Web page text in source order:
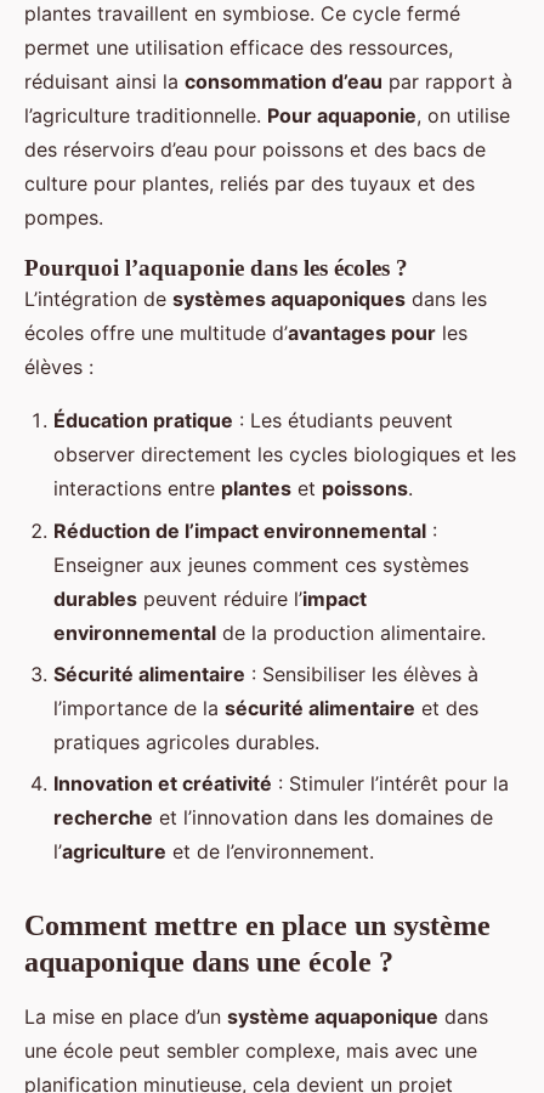
plantes travaillent en symbiose. Ce cycle fermé
permet une utilisation efficace des ressources,
réduisant ainsi la consommation d’eau par rapport à
l’agriculture traditionnelle. Pour aquaponie, on utilise
des réservoirs d’eau pour poissons et des bacs de
culture pour plantes, reliés par des tuyaux et des
pompes.
Pourquoi l’aquaponie dans les écoles ?
L’intégration de systèmes aquaponiques dans les
écoles offre une multitude d’avantages pour les
élèves :
Éducation pratique : Les étudiants peuvent
observer directement les cycles biologiques et les
interactions entre plantes et poissons.
Réduction de l’impact environnemental :
Enseigner aux jeunes comment ces systèmes
durables peuvent réduire l’impact
environnemental de la production alimentaire.
Sécurité alimentaire : Sensibiliser les élèves à
l’importance de la sécurité alimentaire et des
pratiques agricoles durables.
Innovation et créativité : Stimuler l’intérêt pour la
recherche et l’innovation dans les domaines de
l’agriculture et de l’environnement.
Comment mettre en place un système
aquaponique dans une école ?
La mise en place d’un système aquaponique dans
une école peut sembler complexe, mais avec une
planification minutieuse, cela devient un projet